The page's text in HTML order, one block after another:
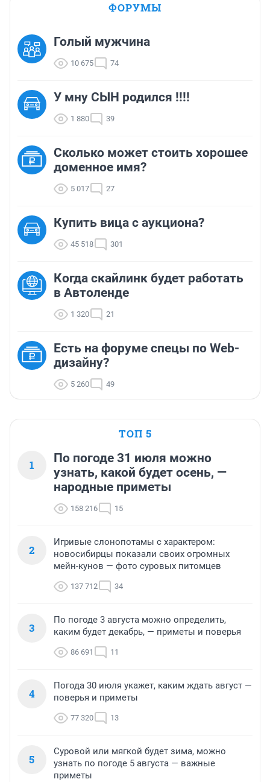
ФОРУМЫ
Голый мужчина
10 675 74
У мну СЫН родился !!!!
1 880 39
Сколько может стоить хорошее
доменное имя?
5 017 27
Купить вица с аукциона?
45 518 301
Когда скайлинк будет работать
в Автоленде
1 320 21
Есть на форуме спецы по Web-
дизайну?
5 260 49
ТОП 5
1
По погоде 31 июля можно
узнать, какой будет осень, —
народные приметы
158 216 15
2
Игривые слонопотамы с характером:
новосибирцы показали своих огромных
мейн-кунов — фото суровых питомцев
137 712 34
3
По погоде 3 августа можно определить,
каким будет декабрь, — приметы и поверья
86 691 11
4
Погода 30 июля укажет, каким ждать август —
поверья и приметы
77 320 13
5
Суровой или мягкой будет зима, можно
узнать по погоде 5 августа — важные
приметы